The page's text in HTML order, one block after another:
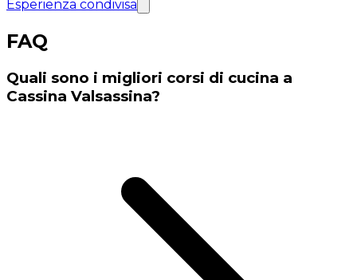
Esperienza condivisa
FAQ
Quali sono i migliori corsi di cucina a
Cassina Valsassina?